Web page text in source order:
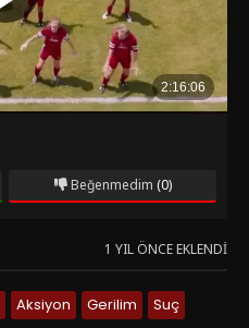
Beğenmedim (0)
1 YIL ÖNCE EKLENDI
Aksiyon Gerilim
Suç